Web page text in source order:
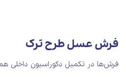
فرش عسل طرح ترک
فرش‌ها در تکمیل دکوراسیون داخلی